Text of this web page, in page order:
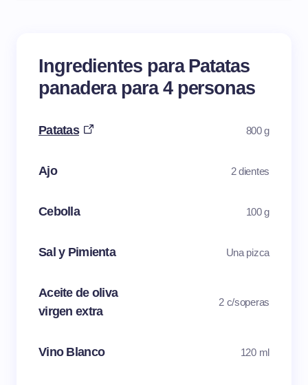
Ingredientes para Patatas
panadera para 4 personas
Patatas 800 g
Ajo 2 dientes
Cebolla 100 g
Sal y Pimienta Una pizca
Aceite de oliva
virgen extra
2 c/soperas
Vino Blanco 120 ml